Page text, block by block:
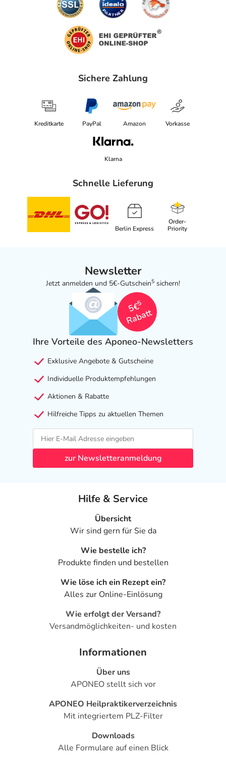
Sichere Zahlung
Kreditkarte PayPal Amazon Vorkasse
Klarna
Schnelle Lieferung
Berlin Express
Order-
Priority
Newsletter
Jetzt anmelden und 5€-Gutschein5 sichern!
5€
5
Rabatt
Ihre Vorteile des Aponeo-Newsletters
Exklusive Angebote & Gutscheine
Individuelle Produktempfehlungen
Aktionen & Rabatte
Hilfreiche Tipps zu aktuellen Themen
zur Newsletteranmeldung
Hilfe & Service
Übersicht
Wir sind gern für Sie da
Wie bestelle ich?
Produkte finden und bestellen
Wie löse ich ein Rezept ein?
Alles zur Online-Einlösung
Wie erfolgt der Versand?
Versandmöglichkeiten- und kosten
Informationen
Über uns
APONEO stellt sich vor
APONEO Heilpraktikerverzeichnis
Mit integriertem PLZ-Filter
Downloads
Alle Formulare auf einen Blick